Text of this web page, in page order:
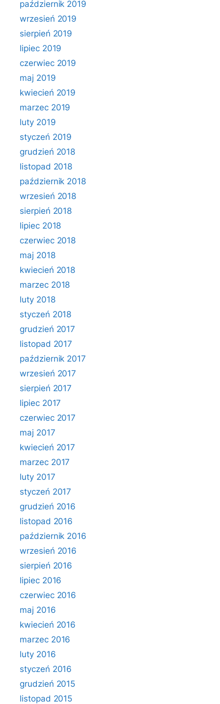
październik 2019
wrzesień 2019
sierpień 2019
lipiec 2019
czerwiec 2019
maj 2019
kwiecień 2019
marzec 2019
luty 2019
styczeń 2019
grudzień 2018
listopad 2018
październik 2018
wrzesień 2018
sierpień 2018
lipiec 2018
czerwiec 2018
maj 2018
kwiecień 2018
marzec 2018
luty 2018
styczeń 2018
grudzień 2017
listopad 2017
październik 2017
wrzesień 2017
sierpień 2017
lipiec 2017
czerwiec 2017
maj 2017
kwiecień 2017
marzec 2017
luty 2017
styczeń 2017
grudzień 2016
listopad 2016
październik 2016
wrzesień 2016
sierpień 2016
lipiec 2016
czerwiec 2016
maj 2016
kwiecień 2016
marzec 2016
luty 2016
styczeń 2016
grudzień 2015
listopad 2015